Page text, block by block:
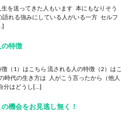
を送ってきた人もいます 本にもなりそう
語れる強みにしている人がいる一方 セルフ
特徴
（1）はこちら 流される人の特徴（2）はこ
時代の生き方は 人がこう言ったから（他人
分はどうし[…]
機会をお見逃し無く！